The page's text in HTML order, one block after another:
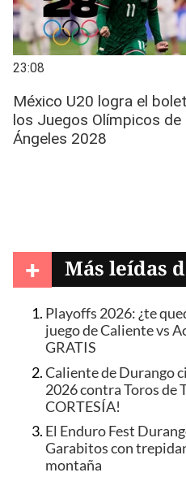
+ Más leídas
Playoffs 2026: ¿te
juego de Caliente vs
GRATIS
Caliente de Durango
2026 contra Toros de
CORTESÍA!
El Enduro Fest
Garabitos con
montaña